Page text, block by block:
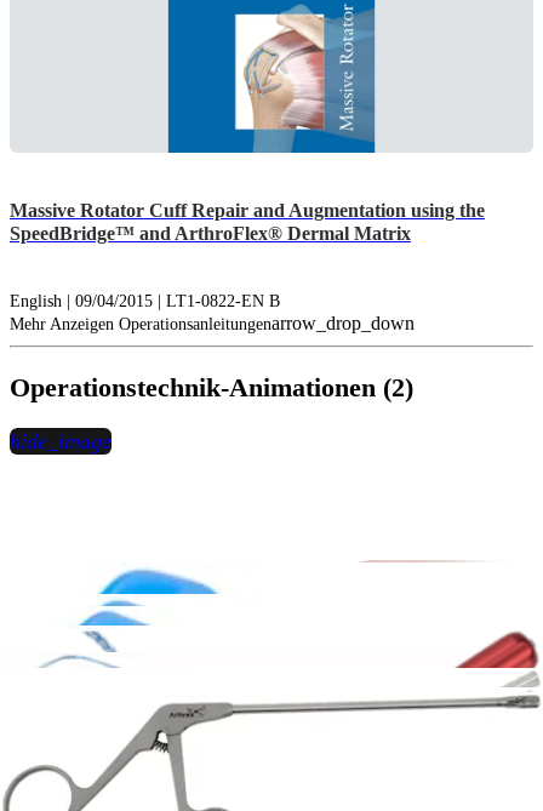
Massive Rotator Cuff Repair and Augmentation using the
SpeedBridge™ and ArthroFlex® Dermal Matrix
English | 09/04/2015 | LT1-0822-EN B
Mehr Anzeigen Operationsanleitungenarrow_drop_down
Operationstechnik-Animationen (2)
play_circle
hide_image